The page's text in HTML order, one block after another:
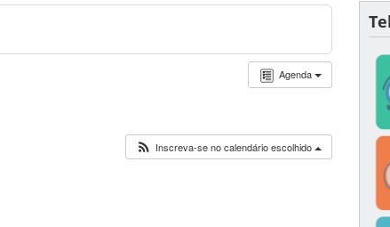
Agenda
Inscreva-se no calendário escolhido